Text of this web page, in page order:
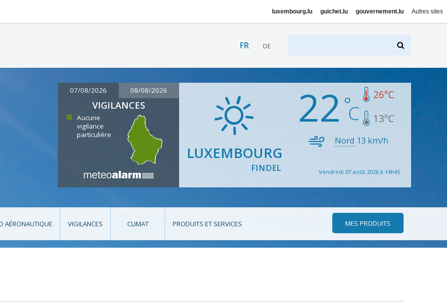
luxembourg.lu guichet.lu gouvernement.lu Autres sites
FR DE
07/08/2026 08/08/2026
VIGILANCES
Aucune
vigilance
particulière
LUXEMBOURG
FINDEL
22 26°C
13°C
Nord 13 km/h
Vendredi 07 août 2026 à 14h45
AÉRONAUTIQUE VIGILANCES CLIMAT PRODUITS ET SERVICES MES PRODUITS